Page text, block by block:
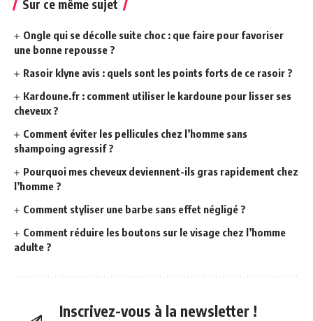
Sur ce même sujet
Ongle qui se décolle suite choc : que faire pour favoriser
une bonne repousse ?
Rasoir klyne avis : quels sont les points forts de ce rasoir ?
Kardoune.fr : comment utiliser le kardoune pour lisser ses
cheveux ?
Comment éviter les pellicules chez l’homme sans
shampoing agressif ?
Pourquoi mes cheveux deviennent-ils gras rapidement chez
l’homme ?
Comment styliser une barbe sans effet négligé ?
Comment réduire les boutons sur le visage chez l’homme
adulte ?
Inscrivez-vous à la newsletter !